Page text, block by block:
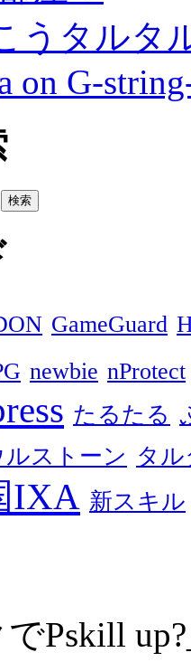
うタルタ
on G-
GameGuard
newbie nProtect
たるたる
ルストーン タ
IXA 新スキル
Pskill